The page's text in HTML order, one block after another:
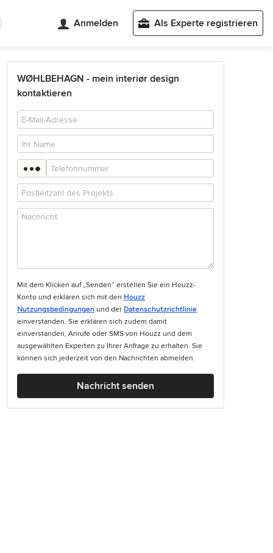
Anmelden Als Experte registrieren
WØHLBEHAGN - mein interiør design
kontaktieren
Mit dem Klicken auf „Senden“ erstellen Sie ein Houzz-
Konto und erklären sich mit den Houzz
Nutzungsbedingungen und der Datenschutzrichtlinie
einverstanden. Sie erklären sich zudem damit
einverstanden, Anrufe oder SMS von Houzz und dem
ausgewählten Experten zu Ihrer Anfrage zu erhalten. Sie
können sich jederzeit von den Nachrichten abmelden.
Nachricht senden